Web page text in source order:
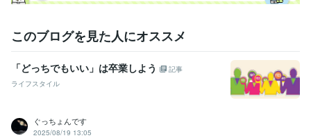
このブログを見た人にオススメ
「どっちでもいい」は卒業しよう
記事
ライフスタイル
ぐっちょんです
2025/08/19 13:05